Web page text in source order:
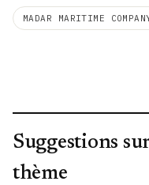
MADAR MARITIME
Suggestions
thème